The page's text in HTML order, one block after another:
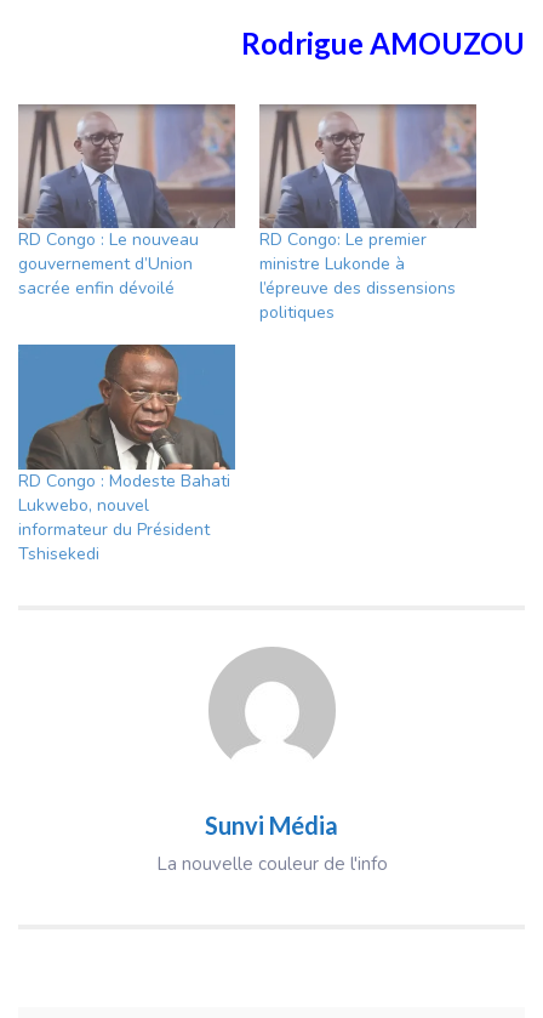
Rodrigue AMOUZOU
RD Congo : Le nouveau
gouvernement d’Union
sacrée enfin dévoilé
RD Congo: Le premier
ministre Lukonde à
l’épreuve des dissensions
politiques
RD Congo : Modeste Bahati
Lukwebo, nouvel
informateur du Président
Tshisekedi
Sunvi Média
La nouvelle couleur de l'info